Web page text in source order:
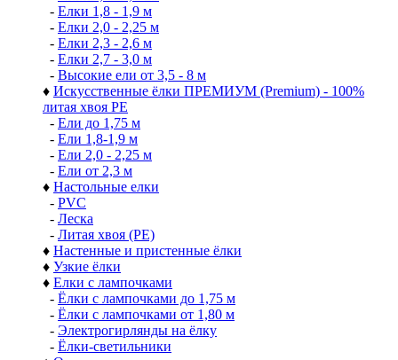
- Елки 1,8 - 1,9 м
- Елки 2,0 - 2,25 м
- Елки 2,3 - 2,6 м
- Елки 2,7 - 3,0 м
- Высокие ели от 3,5 - 8 м
♦ Искусственные ёлки ПРЕМИУМ (Premium) - 100%
литая хвоя РЕ
- Ели до 1,75 м
- Ели 1,8-1,9 м
- Ели 2,0 - 2,25 м
- Ели от 2,3 м
♦ Настольные елки
- PVC
- Леска
- Литая хвоя (РЕ)
♦ Настенные и пристенные ёлки
♦ Узкие ёлки
♦ Елки с лампочками
- Ёлки с лампочками до 1,75 м
- Ёлки с лампочками от 1,80 м
- Электрогирлянды на ёлку
- Ёлки-светильники